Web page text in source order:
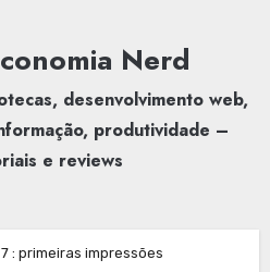
Nerd
desenvolvimento web,
produtividade –
e reviews
: primeiras impressões